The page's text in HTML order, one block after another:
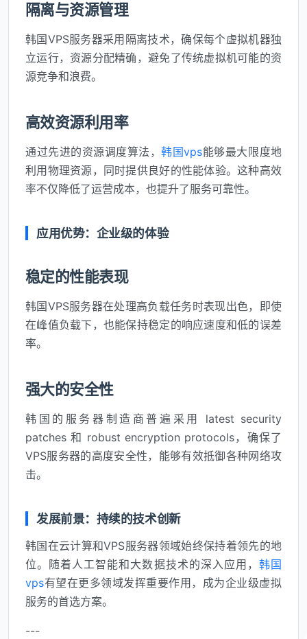
隔离与资源管理
韩国VPS服务器采用隔离技术，确保每个虚拟机器独
立运行，资源分配精确，避免了传统虚拟机可能的资
源竞争和浪费。
高效资源利用率
通过先进的资源调度算法，韩国vps能够最大限度地
利用物理资源，同时提供良好的性能体验。这种高效
率不仅降低了运营成本，也提升了服务可靠性。
应用优势：企业级的体验
稳定的性能表现
韩国VPS服务器在处理高负载任务时表现出色，即使
在峰值负载下，也能保持稳定的响应速度和低的误差
率。
强大的安全性
韩国的服务器制造商普遍采用 latest security
patches 和 robust encryption protocols，确保了
VPS服务器的高度安全性，能够有效抵御各种网络攻
击。
发展前景：持续的技术创新
韩国在云计算和VPS服务器领域始终保持着领先的地
位。随着人工智能和大数据技术的深入应用， 韩国
vps有望在更多领域发挥重要作用，成为企业级虚拟
服务的首选方案。
---